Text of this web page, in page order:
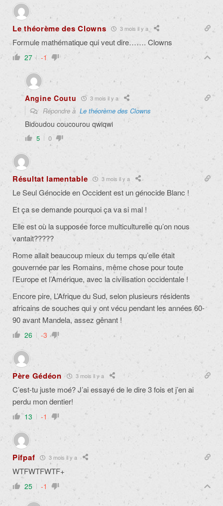
Le théorème des Clowns 3 mois il y a
Formule mathématique qui veut dire……. Clowns
27 -1
Angine Coutu 3 mois il y a
Répondre à Le théorème des Clowns
Bidoudou coucourou qwiqwi
5 0
Résultat lamentable 3 mois il y a
Le Seul Génocide en Occident est un génocide Blanc !
Et ça se demande pourquoi ça va si mal !
Elle est où la supposée force multiculturelle qu’on nous
vantait?????
Rome allait beaucoup mieux du temps qu’elle était
gouvernée par les Romains, même chose pour toute
l’Europe et l’Amérique, avec la civilisation occidentale !
Encore pire, L’Afrique du Sud, selon plusieurs résidents
africains de souches qui y ont vécu pendant les années 60-
90 avant Mandela, assez gênant !
26 -3
Père Gédéon 3 mois il y a
C’est-tu juste moé? J’ai essayé de le dire 3 fois et j’en ai
perdu mon dentier!
13 -1
Pifpaf 3 mois il y a
WTFWTFWTF+
25 -1